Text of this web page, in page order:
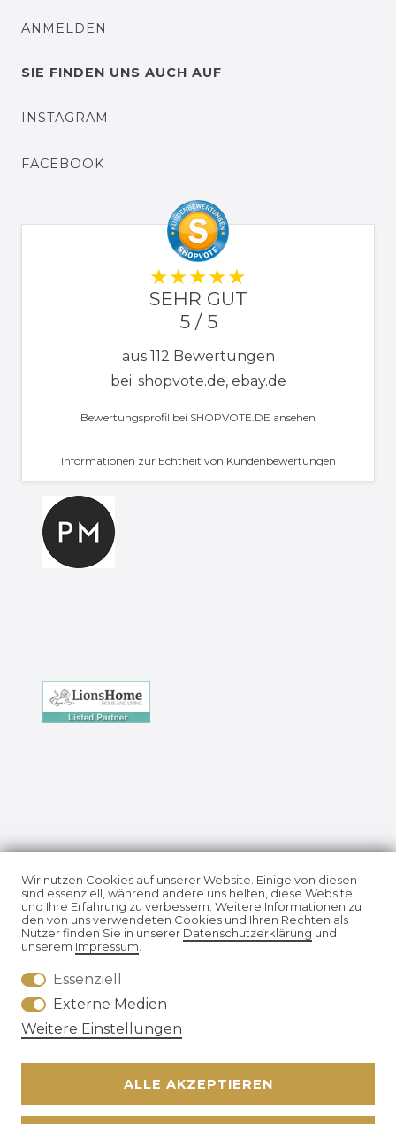
ANMELDEN
SIE FINDEN UNS AUCH AUF
INSTAGRAM
FACEBOOK
SEHR GUT
5 / 5
aus 112 Bewertungen
bei: shopvote.de, ebay.de
Bewertungsprofil bei SHOPVOTE.DE ansehen
Informationen zur Echtheit von Kundenbewertungen
Impressum Daten­schutz­erklärung
AGB
Wir nutzen Cookies auf unserer Website. Einige von diesen
sind essenziell, während andere uns helfen, diese Website
und Ihre Erfahrung zu verbessern. Weitere Informationen zu
den von uns verwendeten Cookies und Ihren Rechten als
Nutzer finden Sie in unserer Daten­schutz­erklärung und
unserem Impressum.
Essenziell
Externe Medien
Weitere Einstellungen
ALLE AKZEPTIEREN